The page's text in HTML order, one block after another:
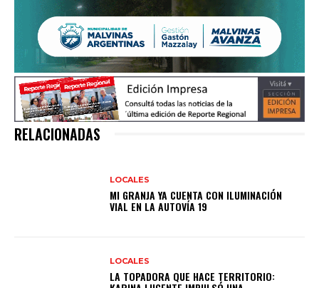
RELACIONADAS
LOCALES
MI GRANJA YA CUENTA CON ILUMINACIÓN
VIAL EN LA AUTOVÍA 19
LOCALES
LA TOPADORA QUE HACE TERRITORIO: